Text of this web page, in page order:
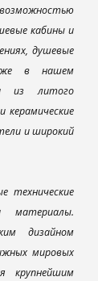
кабины и
душевые
в нашем
из литого
керамические
и широкий
технические
материалы.
дизайном
мировых
крупнейшим